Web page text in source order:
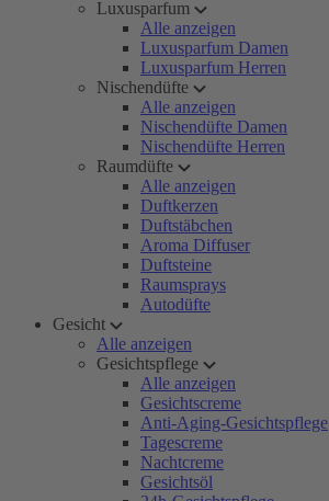
Luxusparfum
Alle anzeigen
Luxusparfum Damen
Luxusparfum Herren
Nischendüfte
Alle anzeigen
Nischendüfte Damen
Nischendüfte Herren
Raumdüfte
Alle anzeigen
Duftkerzen
Duftstäbchen
Aroma Diffuser
Duftsteine
Raumsprays
Autodüfte
Gesicht
Alle anzeigen
Gesichtspflege
Alle anzeigen
Gesichtscreme
Anti-Aging-Gesichtspflege
Tagescreme
Nachtcreme
Gesichtsöl